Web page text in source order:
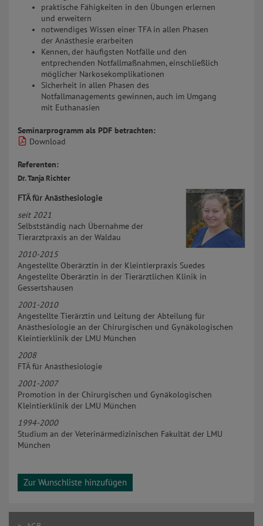
praktische Fähigkeiten in den Übungen erlernen
und erweitern
notwendiges Wissen einer TFA in allen Phasen
der Anästhesie erarbeiten
Kennen, der häufigsten Notfälle und den
entprechenden Notfallmaßnahmen, einschließlich
möglicher Narkosekomplikationen
Sicherheit in allen Phasen des
Notfallmanagements gewinnen, auch im Umgang
mit Euthanasien
Seminarprogramm als PDF betrachten:
Download
Referenten:
Dr. Tanja Richter
FTÄ für Anästhesiologie
seit 2021
Selbstständig nach Übernahme der
Tierarztpraxis an der Waldau
2010-2015
Angestellte Oberärztin in der Kleintierpraxis Suedes
Angestellte Oberärztin in der Tierärztlichen Klinik in
Gessertshausen
2001-2010
Angestellte Tierärztin und Leitung der Abteilung für
Anästhesiologie an der Chirurgischen und Gynäkologischen
Kleintierklinik der LMU München
2008
FTÄ für Anästhesiologie
2001-2007
Promotion in der Chirurgischen und Gynäkologischen
Kleintierklinik der LMU München
1994-2000
Studium an der Veterinärmedizinischen Fakultät der LMU
München
Zur Wunschliste hinzufügen